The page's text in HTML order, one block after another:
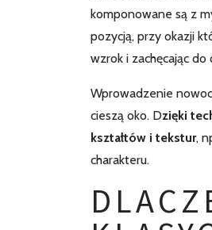
komponowane są z
pozycją, przy okazji
wzrok i zachęcając do
Wprowadzenie
cieszą oko. Dzięki
kształtów i tekstur,
charakteru.